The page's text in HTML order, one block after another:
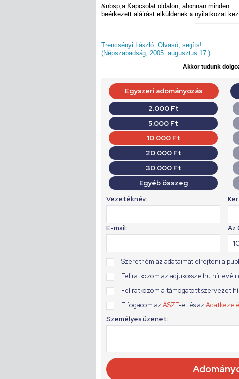
&nbsp;a Kapcsolat oldalon, ahonnan minden
beérkezett aláírást elküldenek a nyilatkozat
Trencsényi László: Olvasó, segíts!
(Népszabadság, 2005. augusztus 17.)
Akkor tudunk